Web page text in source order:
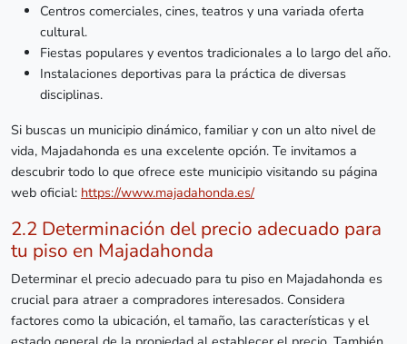
Centros comerciales, cines, teatros y una variada oferta
cultural.
Fiestas populares y eventos tradicionales a lo largo del año.
Instalaciones deportivas para la práctica de diversas
disciplinas.
Si buscas un municipio dinámico, familiar y con un alto nivel de
vida, Majadahonda es una excelente opción. Te invitamos a
descubrir todo lo que ofrece este municipio visitando su página
web oficial: https://www.majadahonda.es/
2.2 Determinación del precio adecuado para
tu piso en Majadahonda
Determinar el precio adecuado para tu piso en Majadahonda es
crucial para atraer a compradores interesados. Considera
factores como la ubicación, el tamaño, las características y el